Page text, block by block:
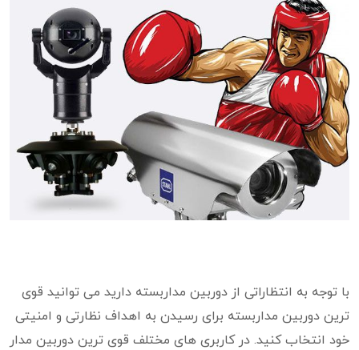
با توجه به انتظاراتی از دوربین مداربسته دارید می توانید قوی
ترین دوربین مداربسته برای رسیدن به اهداف نظارتی و امنیتی
خود انتخاب کنید. در کاربری های مختلف قوی ترین دوربین مدار